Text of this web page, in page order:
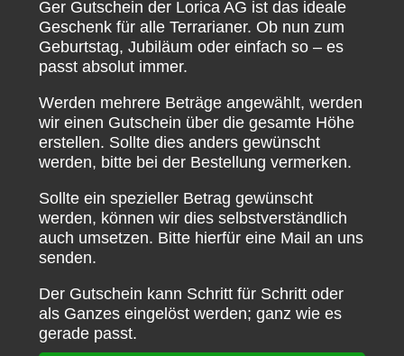
Ger Gutschein der Lorica AG ist das ideale
Geschenk für alle Terrarianer. Ob nun zum
Geburtstag, Jubiläum oder einfach so – es
passt absolut immer.
Werden mehrere Beträge angewählt, werden
wir einen Gutschein über die gesamte Höhe
erstellen. Sollte dies anders gewünscht
werden, bitte bei der Bestellung vermerken.
Sollte ein spezieller Betrag gewünscht
werden, können wir dies selbstverständlich
auch umsetzen. Bitte hierfür eine Mail an uns
senden.
Der Gutschein kann Schritt für Schritt oder
als Ganzes eingelöst werden; ganz wie es
gerade passt.